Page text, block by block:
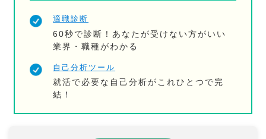
適職診断
60秒で診断！あなたが受けない方がいい
業界・職種がわかる
自己分析ツール
就活で必要な自己分析がこれひとつで完
結！